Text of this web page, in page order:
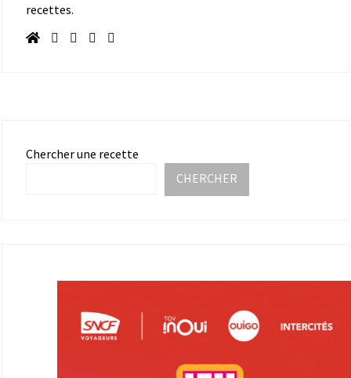
recettes.
Chercher une recette
CHERCHER